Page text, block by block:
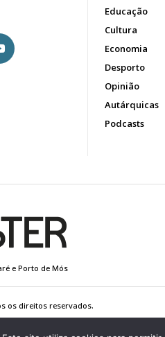
Educação
Cultura
Economia
Desporto
Opinião
Autárquicas
Podcasts
e Porto de Mós
os direitos reservados.